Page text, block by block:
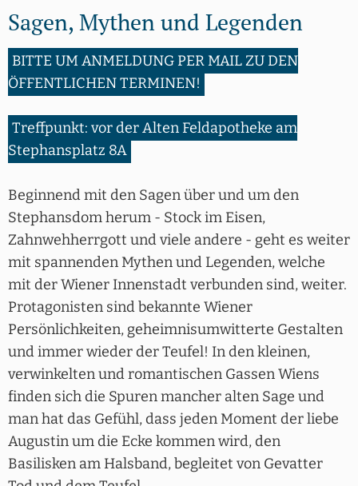
Sagen, Mythen und Legenden
BITTE UM ANMELDUNG PER MAIL ZU DEN
ÖFFENTLICHEN TERMINEN!
Treffpunkt: vor der Alten Feldapotheke am
Stephansplatz 8A
Beginnend mit den Sagen über und um den
Stephansdom herum - Stock im Eisen,
Zahnwehherrgott und viele andere - geht es weiter
mit spannenden Mythen und Legenden, welche
mit der Wiener Innenstadt verbunden sind, weiter.
Protagonisten sind bekannte Wiener
Persönlichkeiten, geheimnisumwitterte Gestalten
und immer wieder der Teufel! In den kleinen,
verwinkelten und romantischen Gassen Wiens
finden sich die Spuren mancher alten Sage und
man hat das Gefühl, dass jeden Moment der liebe
Augustin um die Ecke kommen wird, den
Basilisken am Halsband, begleitet von Gevatter